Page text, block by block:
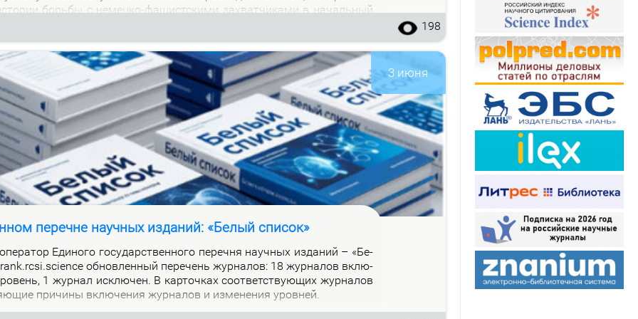
борь­бы с немец­ко-фа­шист­ски­ми за­хват­чи­ка­ми в на­чаль­ный
198
3 июня
перечне научных изданий: «Белый список»
Еди­но­го го­судар­ствен­но­го пе­реч­ня на­уч­ных из­да­ний – «Бе­
об­нов­лен­ный пе­ре­чень жур­на­лов: 18 жур­на­лов вклю­
1 жур­нал ис­клю­чен. В кар­точ­ках со­от­вет­ству­ю­щих жур­на­лов
при­чи­ны вклю­че­ния жур­на­лов и из­ме­не­ния уров­ней.